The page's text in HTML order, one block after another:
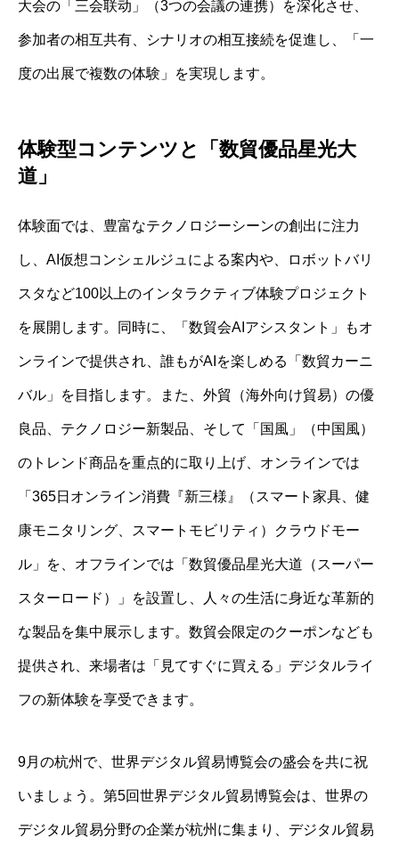
大会の「三会联动」（3つの会議の連携）を深化させ、
参加者の相互共有、シナリオの相互接続を促進し、「一
度の出展で複数の体験」を実現します。
体験型コンテンツと「数貿優品星光大
道」
体験面では、豊富なテクノロジーシーンの創出に注力
し、AI仮想コンシェルジュによる案内や、ロボットバリ
スタなど100以上のインタラクティブ体験プロジェクト
を展開します。同時に、「数貿会AIアシスタント」もオ
ンラインで提供され、誰もがAIを楽しめる「数貿カーニ
バル」を目指します。また、外貿（海外向け貿易）の優
良品、テクノロジー新製品、そして「国風」（中国風）
のトレンド商品を重点的に取り上げ、オンラインでは
「365日オンライン消費『新三様』（スマート家具、健
康モニタリング、スマートモビリティ）クラウドモー
ル」を、オフラインでは「数貿優品星光大道（スーパー
スターロード）」を設置し、人々の生活に身近な革新的
な製品を集中展示します。数貿会限定のクーポンなども
提供され、来場者は「見てすぐに買える」デジタルライ
フの新体験を享受できます。
9月の杭州で、世界デジタル貿易博覧会の盛会を共に祝
いましょう。第5回世界デジタル貿易博覧会は、世界の
デジタル貿易分野の企業が杭州に集まり、デジタル貿易